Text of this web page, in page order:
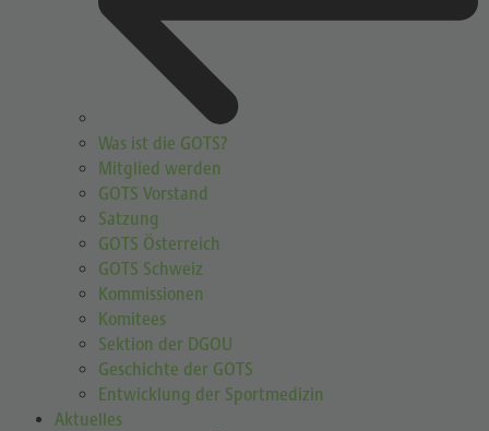
Was ist die GOTS?
Mitglied werden
GOTS Vorstand
Satzung
GOTS Österreich
GOTS Schweiz
Kommissionen
Komitees
Sektion der DGOU
Geschichte der GOTS
Entwicklung der Sportmedizin
Aktuelles